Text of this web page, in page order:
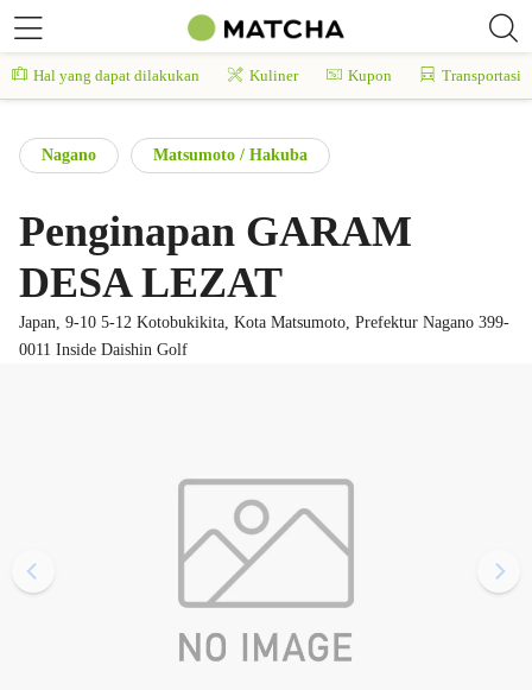
Hal yang dapat dilakukan Kuliner Kupon Transportasi
Nagano Matsumoto / Hakuba
Penginapan GARAM
DESA LEZAT
Japan, 9-10 5-12 Kotobukikita, Kota Matsumoto, Prefektur Nagano 399-
0011 Inside Daishin Golf